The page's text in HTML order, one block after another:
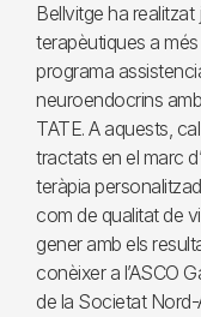
Bellvitge ha
terapèutiques a
programa
neuroendocrins
TATE. A aquests,
tractats en el marc
teràpia
com de qualitat de
gener amb els
conèixer a l’ASCO
de la Societat Nord-